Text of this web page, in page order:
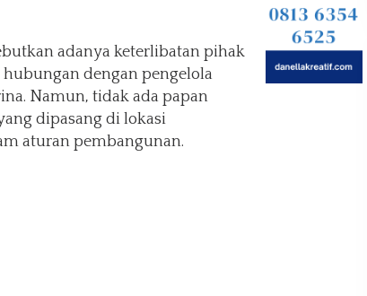
adanya keterlibatan pihak
dengan pengelola
Namun, tidak ada papan
dipasang di lokasi
aturan pembangunan.